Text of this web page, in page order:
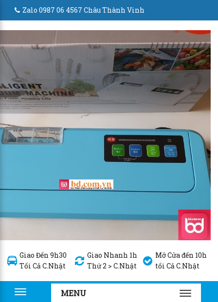
Zalo 0987 06 4567 Châu Thành Vinh
Giao Đến 9h30
Tối Cả C.Nhật
Giao Nhanh 1h
Thứ 2 > C.Nhật
Mở Cửa đến 10h
tối Cả C.Nhật
Toggle
MENU
TOGGLE